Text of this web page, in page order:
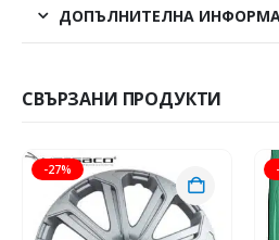
ДОПЪЛНИТЕЛНА
СВЪРЗАНИ ПРОДУКТИ
-27%